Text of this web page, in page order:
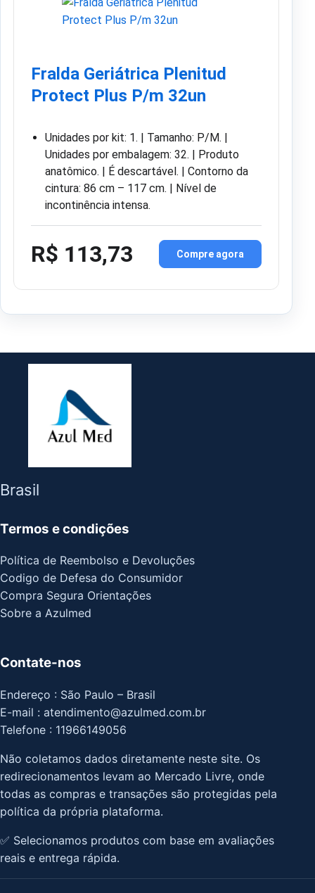
Fralda Geriátrica Plenitud
Protect Plus P/m 32un
Unidades por kit: 1. | Tamanho: P/M. |
Unidades por embalagem: 32. | Produto
anatômico. | É descartável. | Contorno da
cintura: 86 cm – 117 cm. | Nível de
incontinência intensa.
R$ 113,73 Compre agora
Brasil
Termos e condições
Política de Reembolso e Devoluções
Codigo de Defesa do Consumidor
Compra Segura Orientações
Sobre a Azulmed
Contate-nos
Endereço : São Paulo – Brasil
E-mail : atendimento@azulmed.com.br
Telefone : 11966149056
Não coletamos dados diretamente neste site. Os
redirecionamentos levam ao Mercado Livre, onde
todas as compras e transações são protegidas pela
política da própria plataforma.
✅ Selecionamos produtos com base em avaliações
reais e entrega rápida.